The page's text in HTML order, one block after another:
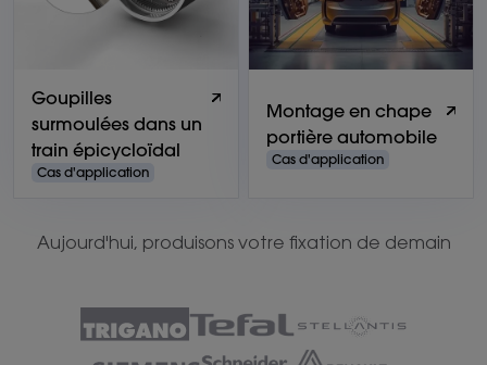
Goupilles
surmoulées dans un
train épicycloïdal
Cas d'application
Montage en chape
portière automobile
Cas d'application
Aujourd'hui, produisons votre fixation de demain